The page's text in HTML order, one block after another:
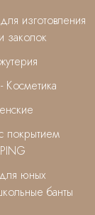
изготовления
заколок
Косметика
покрытием
юных
банты